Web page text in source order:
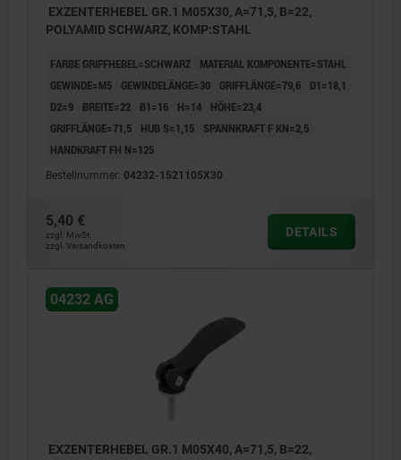
EXZENTERHEBEL GR.1 M05X30, A=71,5, B=22,
POLYAMID SCHWARZ, KOMP:STAHL
FARBE GRIFFHEBEL=SCHWARZ
MATERIAL KOMPONENTE=STAHL
GEWINDE=M5
GEWINDELÄNGE=30 GRIFFLÄNGE=79,6
D1=18,1
D2=9
BREITE=22 B1=16 H=14
HÖHE=23,4
GRIFFLÄNGE=71,5
HUB S=1,15
SPANNKRAFT F KN=2,5
HANDKRAFT FH N=125
Bestellnummer: 04232-1521105X30
5,40 €
zzgl. MwSt.
zzgl. Versandkosten
DETAILS
04232 AG
EXZENTERHEBEL GR.1 M05X40, A=71,5, B=22,